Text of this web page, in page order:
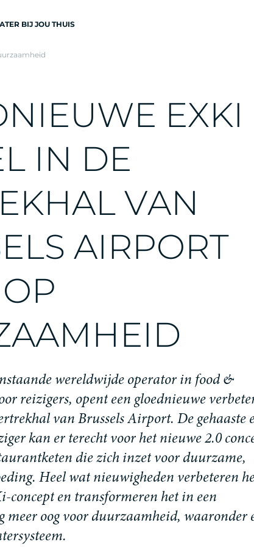
BIJ JOU THUIS
NIEUWE EXKI
L IN DE
EKHAL VAN
ELS AIRPORT
OP
AAMHEID
nstaande wereldwijde operator in food &
or reizigers, opent een gloednieuwe verbete
rtrekhal van Brussels Airport. De gehaaste
iger kan er terecht voor het nieuwe 2.0 conc
aurantketen die zich inzet voor duurzame,
eding. Heel wat nieuwigheden verbeteren h
i-concept en transformeren het in een
meer oog voor duurzaamheid, waaronder
tersysteem.